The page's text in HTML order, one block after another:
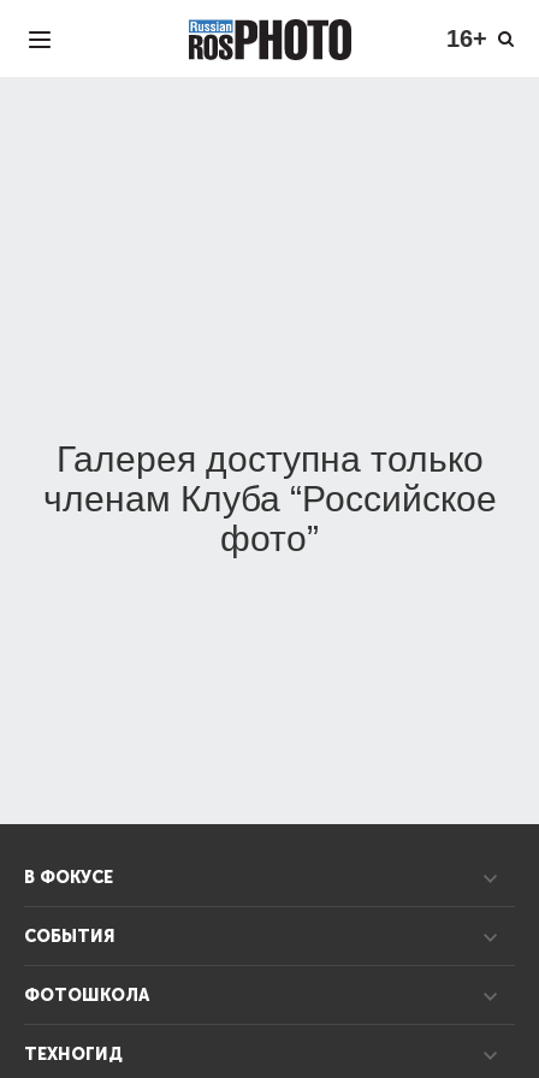
16+
Галерея доступна только
членам Клуба “Российское
фото”
В ФОКУСЕ
СОБЫТИЯ
ФОТОШКОЛА
ТЕХНОГИД